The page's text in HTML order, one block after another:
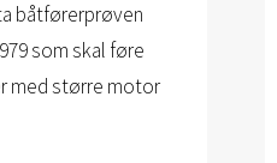
båtførerprøven
som skal føre
med større motor